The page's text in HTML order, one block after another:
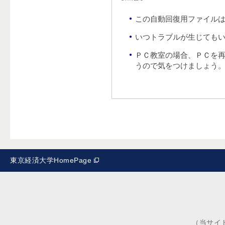
この自動回復用ファイル
いつトラブルが生じても
ＰＣ教室の場合、ＰＣを
うので気をつけましょう。
東京経済大学HomePage
（当サ